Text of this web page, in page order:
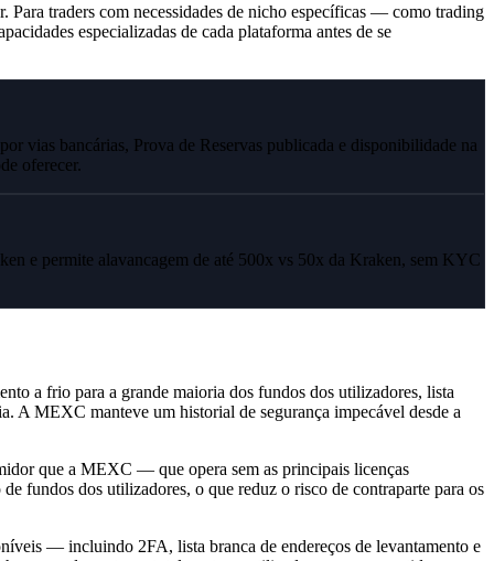
traders com necessidades de nicho específicas — como trading
especializadas de cada plataforma antes de se
vias bancárias, Prova de Reservas publicada e disponibilidade na
oferecer.
e permite alavancagem de até 500x vs 50x da Kraken, sem KYC
a frio para a grande maioria dos fundos dos utilizadores, lista
A MEXC manteve um historial de segurança impecável desde a
que a MEXC — que opera sem as principais licenças
fundos dos utilizadores, o que reduz o risco de contraparte para os
— incluindo 2FA, lista branca de endereços de levantamento e